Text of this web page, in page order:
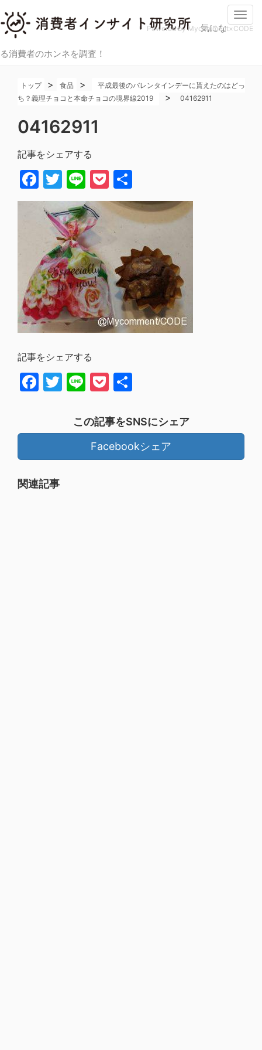
気にな
る消費者のホンネを調査！
Powered by Mycomment×CODE
トップ > 食品 >
平成最後のバレンタインデーに貰えたのはどっ
ち？義理チョコと本命チョコの境界線2019
> 04162911
04162911
記事をシェアする
Facebook
Twitter
LinePocket
有
記事をシェアする
Facebook
Twitter
LinePocket
この記事をSNSにシェア
Facebookシェア
関連記事